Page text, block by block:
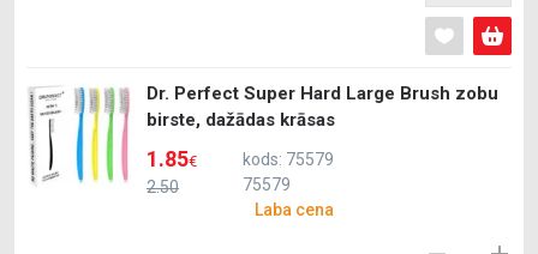
Dr. Perfect Super Hard Large Brush zobu
birste, dažādas krāsas
2.50
1.85€
kods: 75579
75579
Laba cena